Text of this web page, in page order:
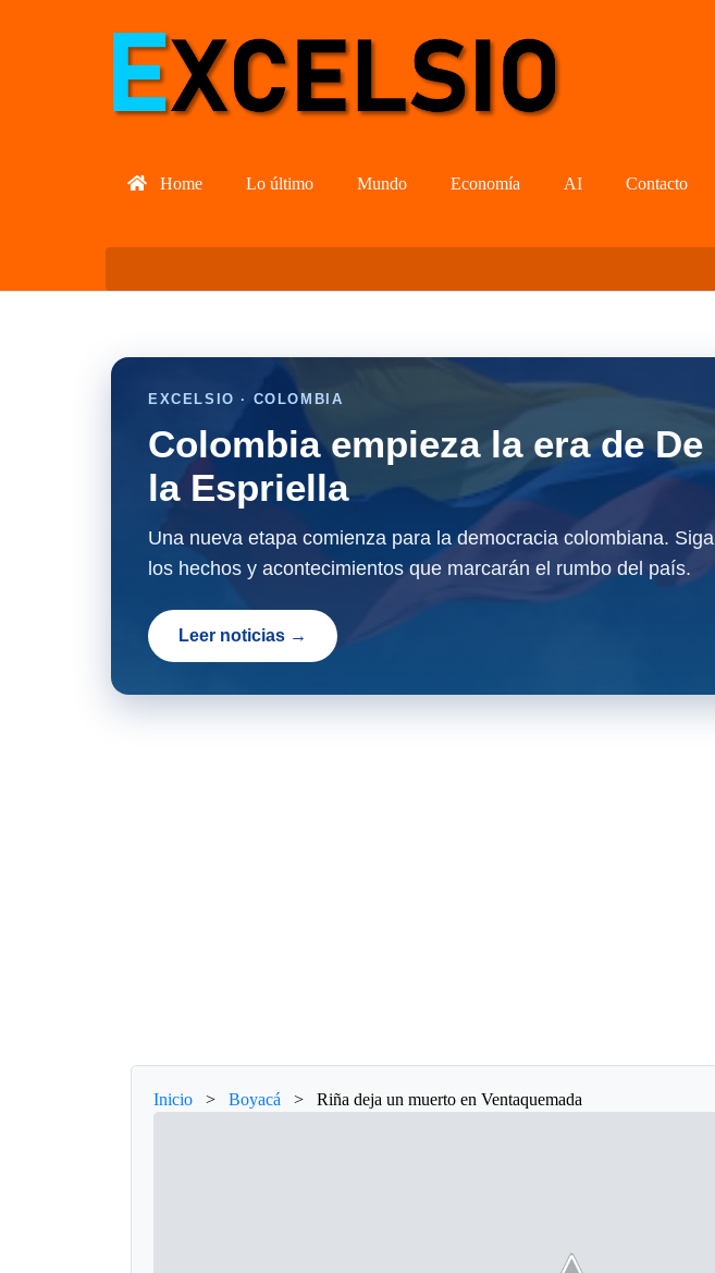
Home Lo último Mundo Economía AI Contacto
EXCELSIO · COLOMBIA
Colombia empieza la era de De
la Espriella
Una nueva etapa comienza para la democracia colombiana. Siga
los hechos y acontecimientos que marcarán el rumbo del país.
Leer noticias →
Inicio > Boyacá > Riña deja un muerto en Ventaquemada